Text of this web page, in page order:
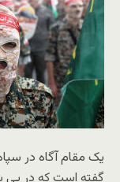
یک مقام آگاه در